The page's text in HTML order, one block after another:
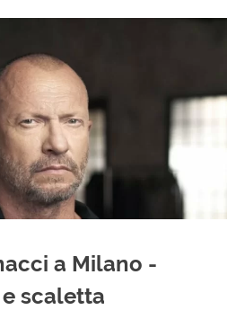
a Milano -
scaletta